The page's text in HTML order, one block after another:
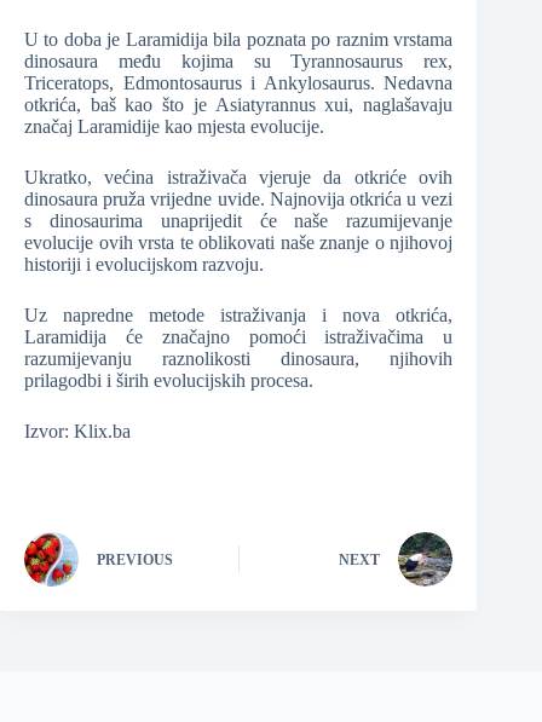
U to doba je Laramidija bila poznata po raznim vrstama
dinosaura među kojima su Tyrannosaurus rex,
Triceratops, Edmontosaurus i Ankylosaurus. Nedavna
otkrića, baš kao što je Asiatyrannus xui, naglašavaju
značaj Laramidije kao mjesta evolucije.
Ukratko, većina istraživača vjeruje da otkriće ovih
dinosaura pruža vrijedne uvide. Najnovija otkrića u vezi
s dinosaurima unaprijedit će naše razumijevanje
evolucije ovih vrsta te oblikovati naše znanje o njihovoj
historiji i evolucijskom razvoju.
Uz napredne metode istraživanja i nova otkrića,
Laramidija će značajno pomoći istraživačima u
razumijevanju raznolikosti dinosaura, njihovih
prilagodbi i širih evolucijskih procesa.
Izvor: Klix.ba
PREVIOUS NEXT